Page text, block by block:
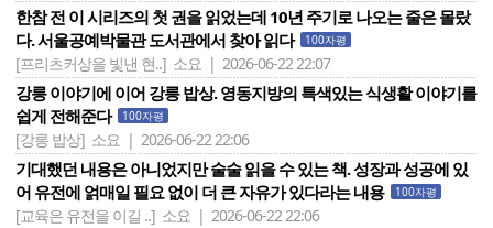
한참 전 이 시리즈의 첫 권을 읽었는데 10년 주기로 나오는 줄은 몰랐
다. 서울공예박물관 도서관에서 찾아 읽다
100자평
[프리츠커상을 빛낸 현..] 소요 | 2026-06-22 22:07
강릉 이야기에 이어 강릉 밥상. 영동지방의 특색있는 식생활 이야기를
쉽게 전해준다
100자평
[강릉 밥상] 소요 | 2026-06-22 22:06
기대했던 내용은 아니었지만 술술 읽을 수 있는 책. 성장과 성공에 있
어 유전에 얽매일 필요 없이 더 큰 자유가 있다라는 내용
100자평
[교육은 유전을 이길 ..] 소요 | 2026-06-22 22:06